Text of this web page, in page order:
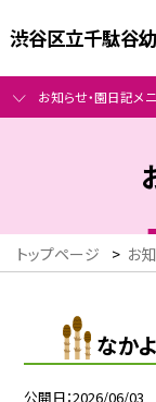
渋谷区立千駄谷
お知らせ・園日記メ
トップページ > お
なか
公開日 2026/06/03